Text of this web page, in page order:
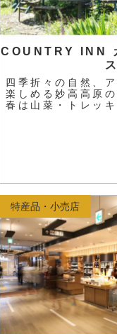
COUNTRY INN
ス
四季折々の自然、
楽しめる妙高高原
春は山菜・トレッ
特産品・小売店